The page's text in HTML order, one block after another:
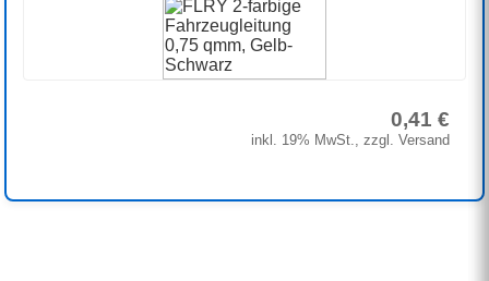
0,41 €
inkl. 19% MwSt., zzgl. Versand